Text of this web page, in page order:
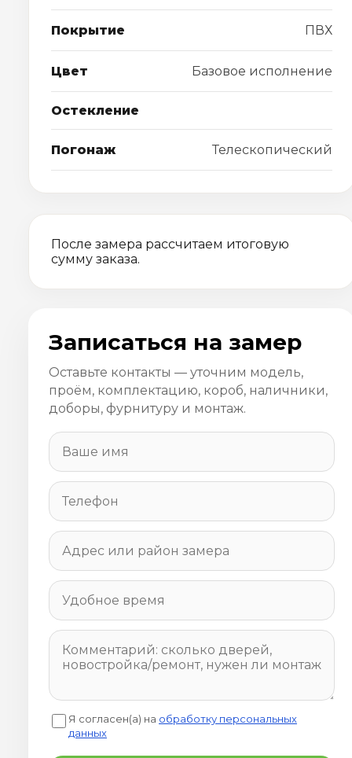
Покрытие ПВХ
Цвет Базовое исполнение
Остекление
Погонаж Телескопический
После замера рассчитаем итоговую
сумму заказа.
Записаться на замер
Оставьте контакты — уточним модель,
проём, комплектацию, короб, наличники,
доборы, фурнитуру и монтаж.
Я согласен(а) на обработку персональных
данных